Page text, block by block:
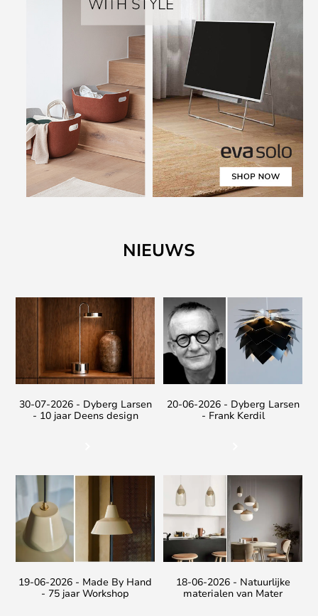
NIEUWS
30-07-2026 - Dyberg Larsen
- 10 jaar Deens design
20-06-2026 - Dyberg Larsen
- Frank Kerdil
19-06-2026 - Made By Hand
- 75 jaar Workshop
18-06-2026 - Natuurlijke
materialen van Mater